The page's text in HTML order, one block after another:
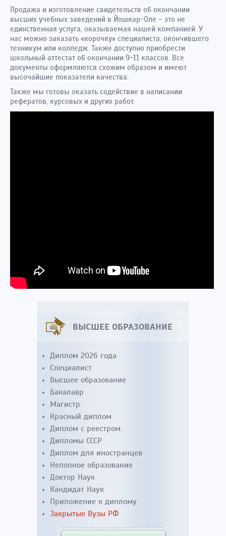
Продажа и изготовление свидетельств об окончании
высших учебных заведений в Йошкар-Оле – это не
единственная услуга, оказываемая нашей компанией. У
нас можно заказать «корочку» специалиста, окончившего
техникум или колледж. Также доступно приобрести
школьный аттестат об окончании 9-11 классов. Все
документы оформляются схожим образом и имеют
высочайшие показатели качества.
Также мы готовы оказать содействие в написании
рефератов, курсовых и других работ.
ВЫСШЕЕ ОБРАЗОВАНИЕ
Диплом 2026 года
Специалист
Высшее образование
Бакалавр
Магистр
Красный диплом
Диплом с реестром
Дипломы СССР
Диплом для иностранцев
Неполное образование
Доктор Наук
Кандидат Наук
Приложение к диплому
Закрытые Вузы РФ